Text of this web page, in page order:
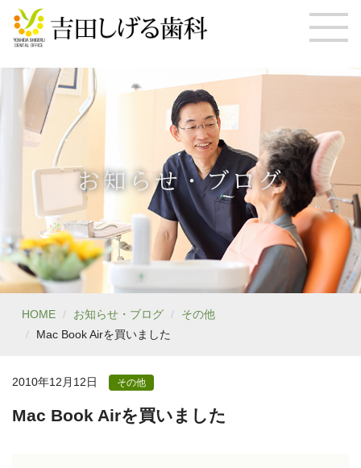
お知らせ・ブログ
HOME お知らせ・ブログ
その他
Mac Book Airを買いました
2010年12月12日 その他
Mac Book Airを買いました